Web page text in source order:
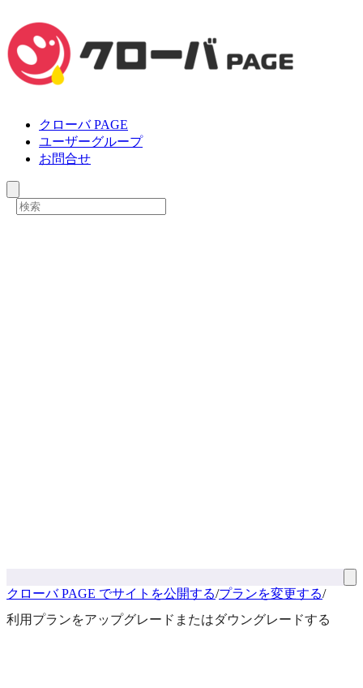
クローバ PAGE
ユーザーグループ
お問合せ
クローバ PAGE でサイトを公開する/プランを変更する/
利用プランをアップグレードまたはダウングレードする